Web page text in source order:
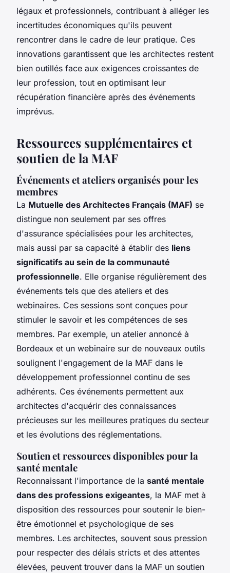
légaux et professionnels, contribuant à alléger les
incertitudes économiques qu'ils peuvent
rencontrer dans le cadre de leur pratique. Ces
innovations garantissent que les architectes restent
bien outillés face aux exigences croissantes de
leur profession, tout en optimisant leur
récupération financière après des événements
imprévus.
Ressources supplémentaires et
soutien de la MAF
Événements et ateliers organisés pour les
membres
La Mutuelle des Architectes Français (MAF) se
distingue non seulement par ses offres
d'assurance spécialisées pour les architectes,
mais aussi par sa capacité à établir des liens
significatifs au sein de la communauté
professionnelle. Elle organise régulièrement des
événements tels que des ateliers et des
webinaires. Ces sessions sont conçues pour
stimuler le savoir et les compétences de ses
membres. Par exemple, un atelier annoncé à
Bordeaux et un webinaire sur de nouveaux outils
soulignent l'engagement de la MAF dans le
développement professionnel continu de ses
adhérents. Ces événements permettent aux
architectes d'acquérir des connaissances
précieuses sur les meilleures pratiques du secteur
et les évolutions des réglementations.
Soutien et ressources disponibles pour la
santé mentale
Reconnaissant l'importance de la santé mentale
dans des professions exigeantes, la MAF met à
disposition des ressources pour soutenir le bien-
être émotionnel et psychologique de ses
membres. Les architectes, souvent sous pression
pour respecter des délais stricts et des attentes
élevées, peuvent trouver dans la MAF un soutien